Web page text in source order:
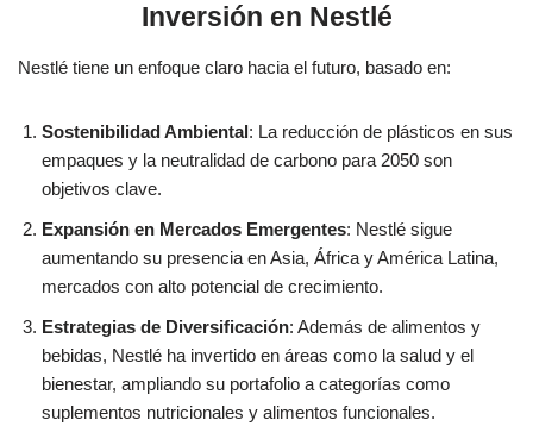
Inversión en Nestlé
Nestlé tiene un enfoque claro hacia el futuro, basado en:
Sostenibilidad Ambiental: La reducción de plásticos en sus
empaques y la neutralidad de carbono para 2050 son
objetivos clave.
Expansión en Mercados Emergentes: Nestlé sigue
aumentando su presencia en Asia, África y América Latina,
mercados con alto potencial de crecimiento.
Estrategias de Diversificación: Además de alimentos y
bebidas, Nestlé ha invertido en áreas como la salud y el
bienestar, ampliando su portafolio a categorías como
suplementos nutricionales y alimentos funcionales.